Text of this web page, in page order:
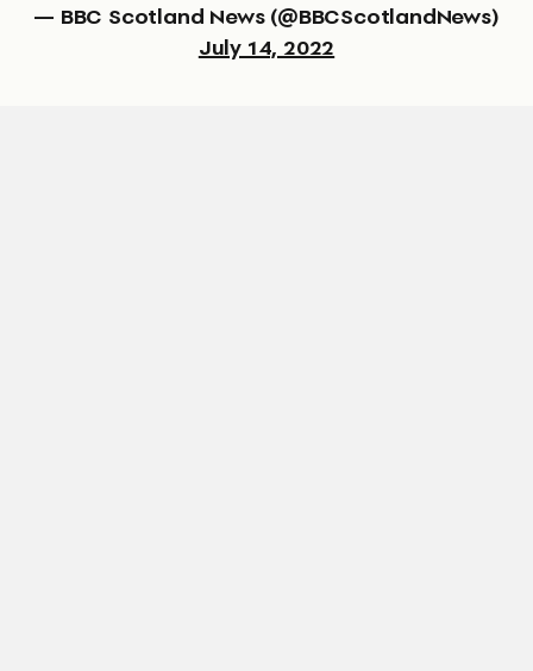
— BBC Scotland News (@BBCScotlandNews)
July 14, 2022